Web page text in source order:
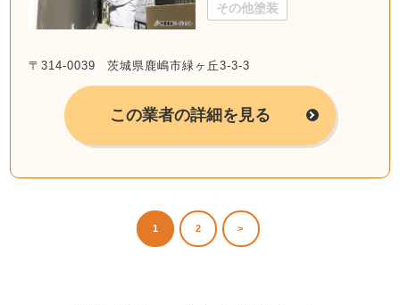
その他塗装
〒314-0039 茨城県鹿嶋市緑ヶ丘3-3-3
この業者の詳細を見る
1 2 >